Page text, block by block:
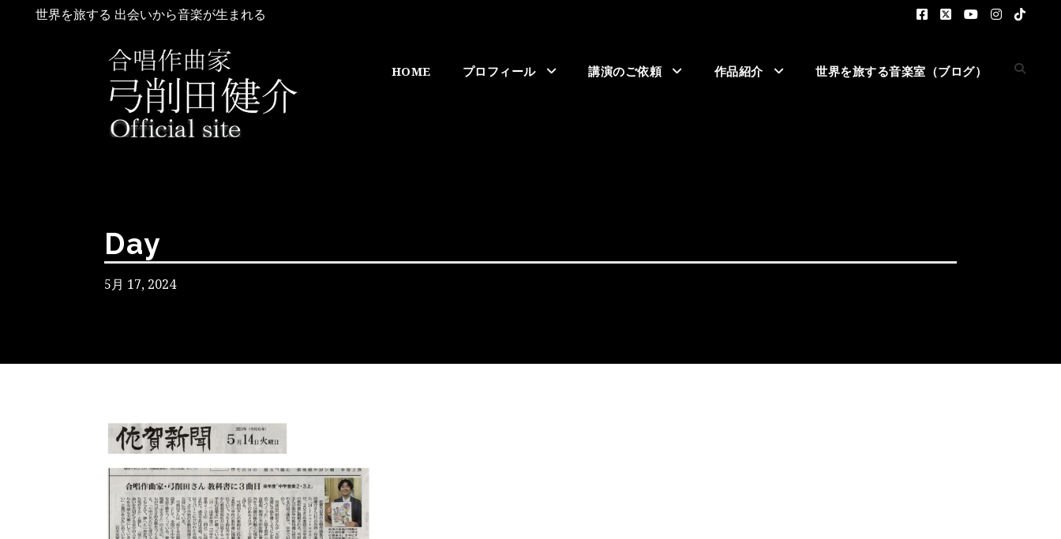
世界を旅する 出会いから音楽が生まれる
HOME プロフィール 講演のご依頼 作品紹介 世界を旅する音楽室（ブログ）
Day
5月 17, 2024